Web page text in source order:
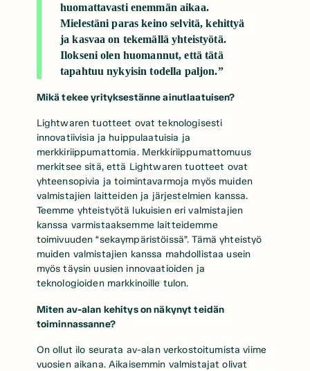
huomattavasti enemmän aikaa.
Mielestäni paras keino selvitä, kehittyä
ja kasvaa on tekemällä yhteistyötä.
Ilokseni olen huomannut, että tätä
tapahtuu nykyisin todella paljon.”
Mikä tekee yrityksestänne ainutlaatuisen?
Lightwaren tuotteet ovat teknologisesti
innovatiivisia ja huippulaatuisia ja
merkkiriippumattomia. Merkkiriippumattomuus
merkitsee sitä, että Lightwaren tuotteet ovat
yhteensopivia ja toimintavarmoja myös muiden
valmistajien laitteiden ja järjestelmien kanssa.
Teemme yhteistyötä lukuisien eri valmistajien
kanssa varmistaaksemme laitteidemme
toimivuuden “sekaympäristöissä”. Tämä yhteistyö
muiden valmistajien kanssa mahdollistaa usein
myös täysin uusien innovaatioiden ja
teknologioiden markkinoille tulon.
Miten av-alan kehitys on näkynyt teidän
toiminnassanne?
On ollut ilo seurata av-alan verkostoitumista viime
vuosien aikana. Aikaisemmin valmistajat olivat